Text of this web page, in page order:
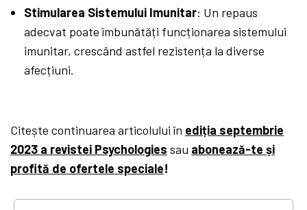
Stimularea Sistemului Imunitar: Un repaus
adecvat poate îmbunătăți funcționarea sistemului
imunitar, crescând astfel rezistența la diverse
afecțiuni.
Citește continuarea articolului în ediția septembrie
2023 a revistei Psychologies sau abonează-te și
profită de ofertele speciale!